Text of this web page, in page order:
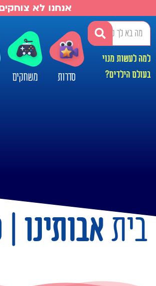
אנחנו לא
למה לעשות מנוי
בעולם הילדים?
סדרות משחקים
בית אבותינו